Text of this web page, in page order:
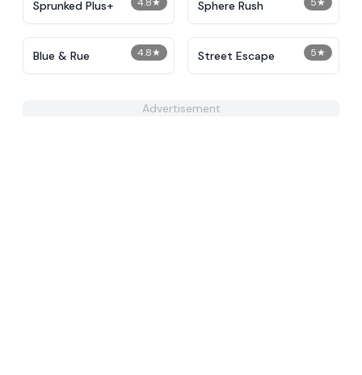
Sprunked Plus+ Sphere Rush
4.8★
Blue & Rue 5★
Street Escape
Advertisement